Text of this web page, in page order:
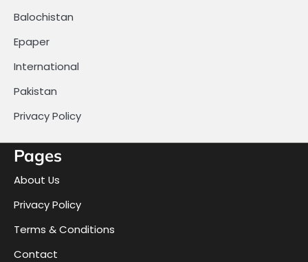
Balochistan
Epaper
International
Pakistan
Privacy Policy
Pages
About Us
Privacy Policy
Terms & Conditions
Contact